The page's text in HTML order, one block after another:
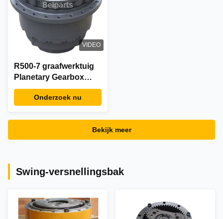
VIDEO
R500-7 graafwerktuig
Planetary Gearbox
Reducer ztaj-00008
34E7-02500-de
de Reisvermindering
Onderzoek nu
Bekijk meer
Swing-versnellingsbak